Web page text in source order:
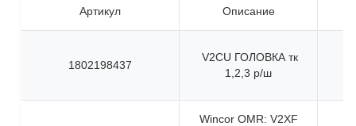
Артикул Описание
1802198437
V2CU ГОЛОВКА тк
1,2,3 р/ш
Wincor OMR: V2XF